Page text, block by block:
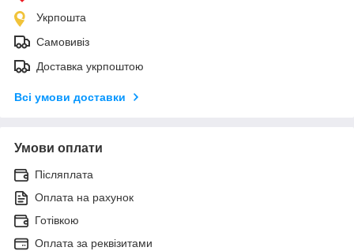
Укрпошта
Самовивіз
Доставка укрпоштою
Всі умови доставки
Умови оплати
Післяплата
Оплата на рахунок
Готівкою
Оплата за реквізитами